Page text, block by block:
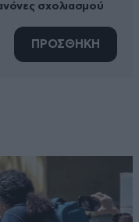
σχολιασμού
ΠΡΟΣΘΗΚΗ